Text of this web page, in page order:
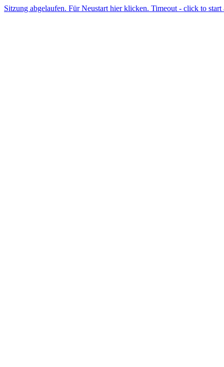
Sitzung abgelaufen. Für Neustart hier klicken. Timeout - click to start